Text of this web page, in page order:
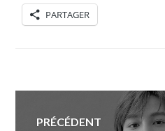
PARTAGER
Navigation
PRÉCÉDENT